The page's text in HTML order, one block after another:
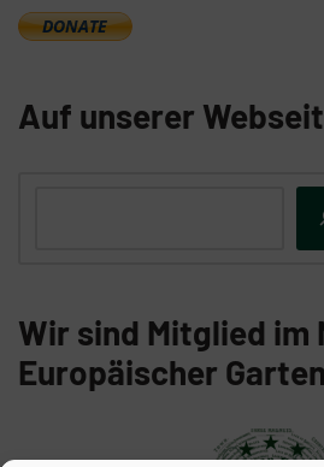
Auf unserer
Wir sind Mitglied im
Europäischer